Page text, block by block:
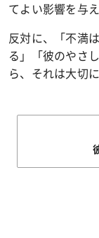
てよい影響を与
反対に、「不満
る」「彼のやさ
ら、それは大切